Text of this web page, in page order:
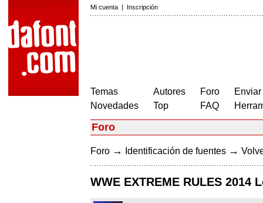
Mi cuenta | Inscripción
Temas
Novedades
Autores
Top
Foro
FAQ
Foro
Foro → Identificación de fuentes →
WWE EXTREME RULES 2014